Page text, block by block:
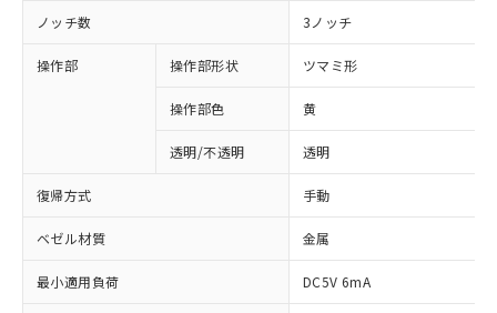
ノッチ数 3ノッチ
操作部 操作部形状 ツマミ形
操作部色 黄
透明/不透明 透明
復帰方式 手動
ベゼル材質 金属
最小適用負荷 DC5V 6mA